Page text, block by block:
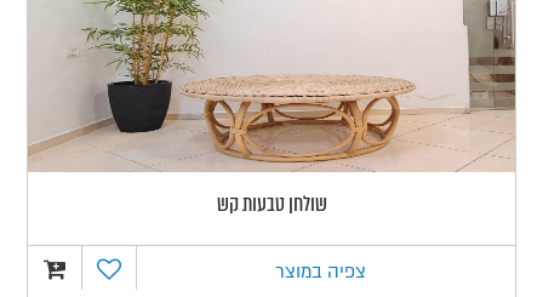
שולחן טבעות קש
צפיה במוצר